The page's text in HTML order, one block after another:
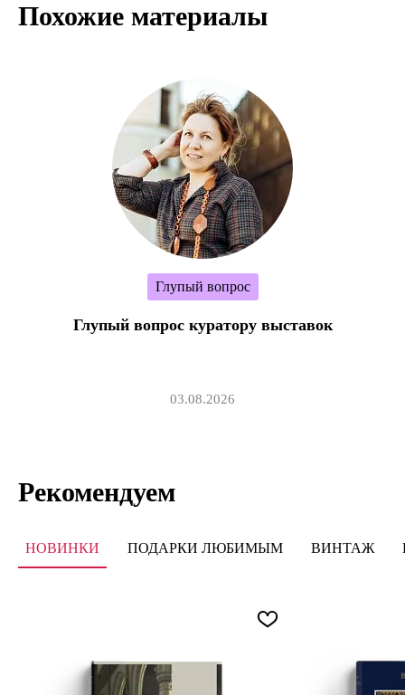
Похожие материалы
Глупый вопрос
Глупый вопрос куратору выставок
03.08.2026
Рекомендуем
НОВИНКИ ПОДАРКИ ЛЮБИМЫМ ВИНТАЖ